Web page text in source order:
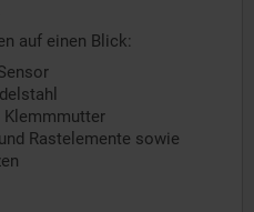
auf einen Blick:
Klemmmutter
Rastelemente sowie